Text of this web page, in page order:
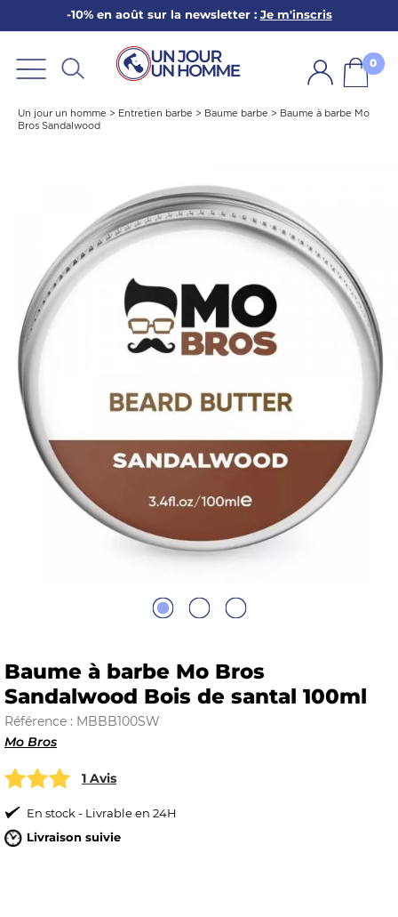
-10% en août sur la newsletter : Je m'inscris
0
LA BARBE
Un jour un homme > Entretien barbe > Baume barbe > Baume à barbe Mo
Bros Sandalwood
Baume à barbe Mo Bros
Sandalwood Bois de santal 100ml
Référence : MBBB100SW
Mo Bros
1 Avis
En stock - Livrable en 24H
Livraison suivie